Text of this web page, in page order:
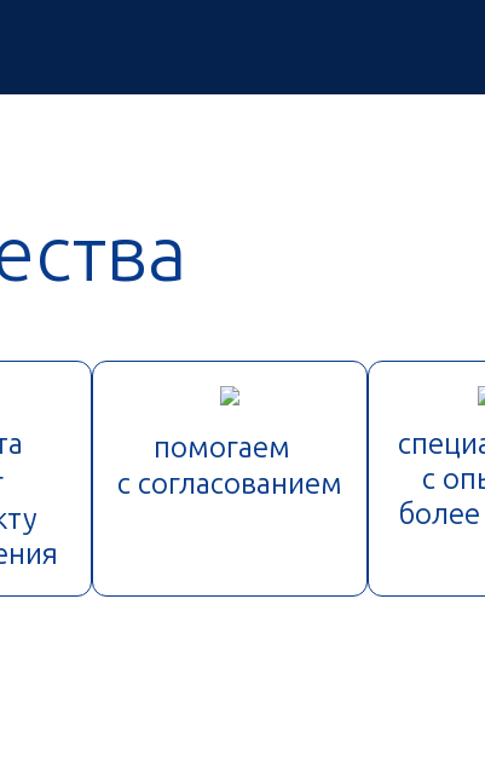
помогаем
с согласованием
с